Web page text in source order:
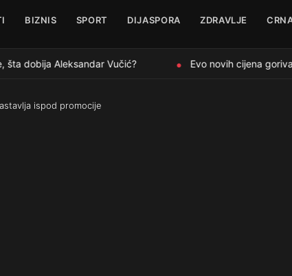
BIZNIS SPORT DIJASPORA ZDRAVLJE
dobija Aleksandar Vučić? Evo novih cijena
ispod promocije